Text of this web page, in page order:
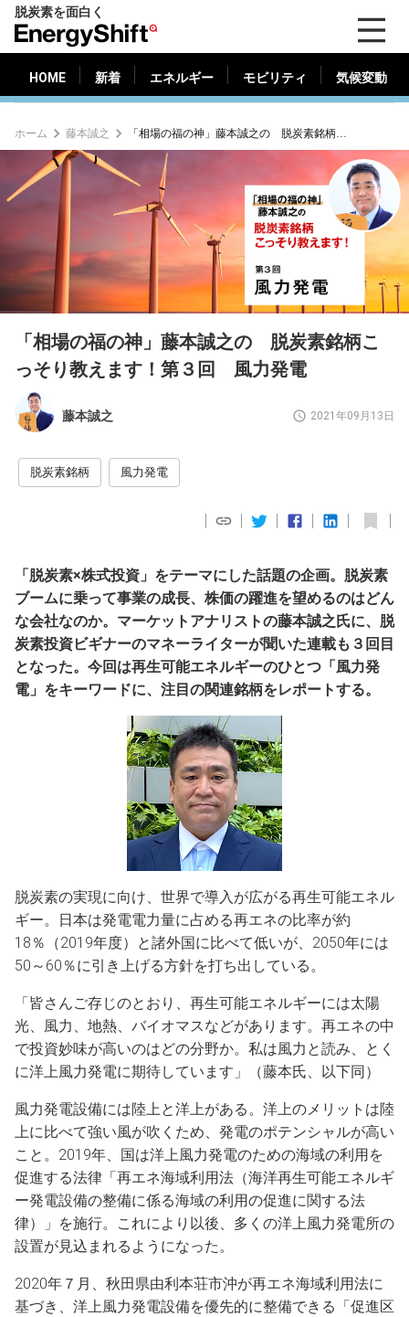
脱炭素を面白く
ナ
ジ
ー
フ
ト）
HOME 新着 エネルギー モビリティ 気候変動
新着 エネルギー 気候変動
ホーム 藤本誠之 「相場の福の神」藤本誠之の 脱炭素銘柄こっそり教えます！第３回 風力発電
「相場の福の神」藤本誠之の 脱炭素銘柄こ
っそり教えます！第３回 風力発電
藤本誠之 2021年09月13日
脱炭素銘柄 風力発電
「脱炭素×株式投資」をテーマにした話題の企画。脱炭素
ブームに乗って事業の成長、株価の躍進を望めるのはどん
な会社なのか。マーケットアナリストの藤本誠之氏に、脱
炭素投資ビギナーのマネーライターが聞いた連載も３回目
となった。今回は再生可能エネルギーのひとつ「風力発
電」をキーワードに、注目の関連銘柄をレポートする。
脱炭素の実現に向け、世界で導入が広がる再生可能エネル
ギー。日本は発電電力量に占める再エネの比率が約
18％（2019年度）と諸外国に比べて低いが、2050年には
50～60％に引き上げる方針を打ち出している。
「皆さんご存じのとおり、再生可能エネルギーには太陽
光、風力、地熱、バイオマスなどがあります。再エネの中
で投資妙味が高いのはどの分野か。私は風力と読み、とく
に洋上風力発電に期待しています」（藤本氏、以下同）
風力発電設備には陸上と洋上がある。洋上のメリットは陸
上に比べて強い風が吹くため、発電のポテンシャルが高い
こと。2019年、国は洋上風力発電のための海域の利用を
促進する法律「再エネ海域利用法（海洋再生可能エネルギ
ー発電設備の整備に係る海域の利用の促進に関する法
律）」を施行。これにより以後、多くの洋上風力発電所の
設置が見込まれるようになった。
2020年７月、秋田県由利本荘市沖が再エネ海域利用法に
基づき、洋上風力発電設備を優先的に整備できる「促進区